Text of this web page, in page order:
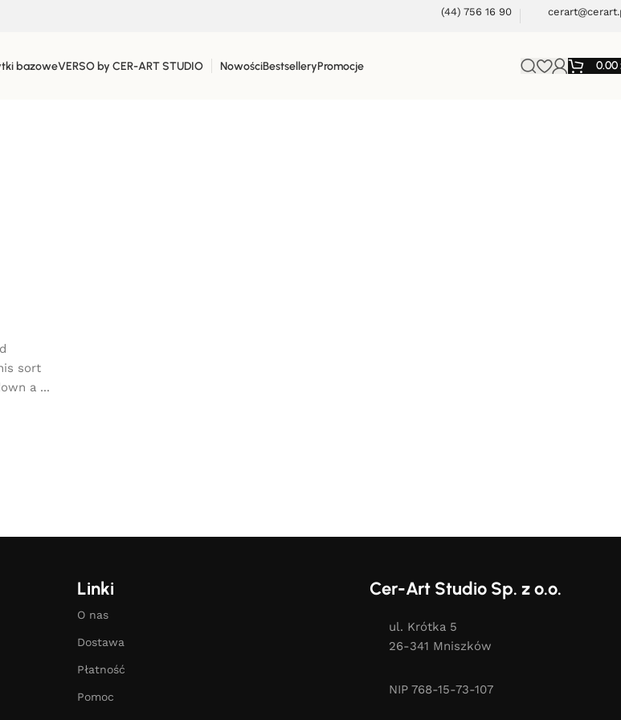
(44) 756 16 90
bazoweVERSO by CER-ART STUDIO NowościBestselleryPromocje 0.00
sort
a ...
Linki
O nas
Dostawa
Płatność
Pomoc
Cer-Art Studio Sp. z o.o.
ul. Krótka 5
26-341 Mniszków
NIP 768-15-73-107